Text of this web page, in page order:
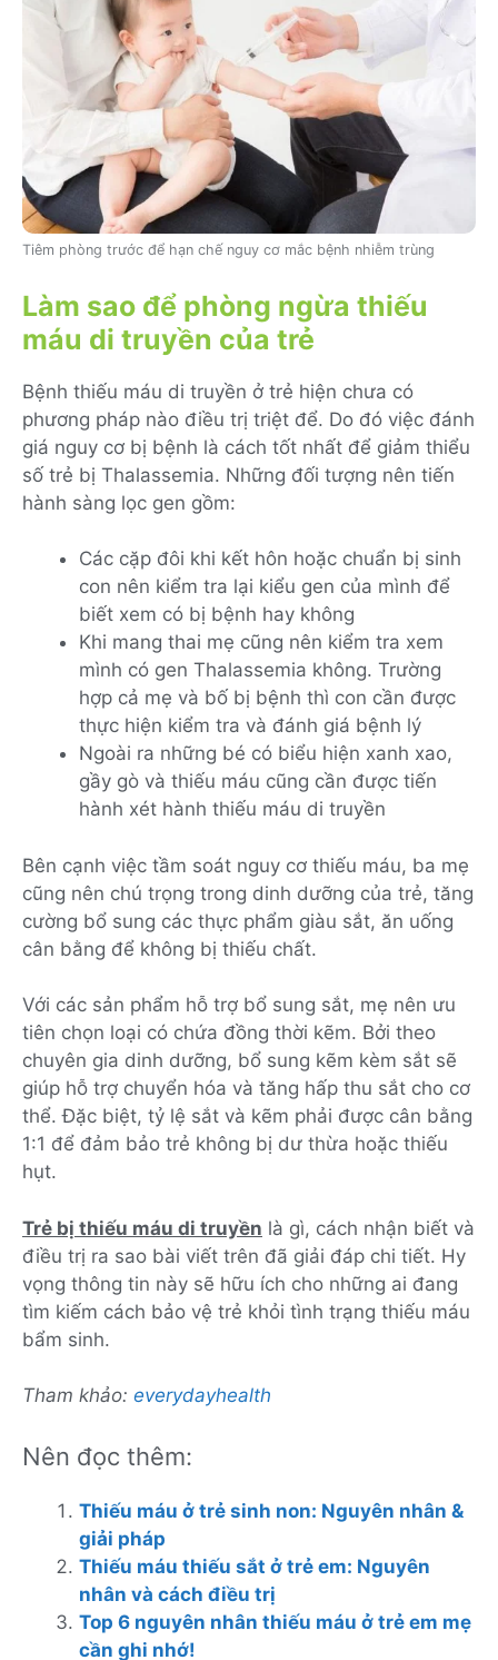
Tiêm phòng trước để hạn chế nguy cơ mắc bệnh nhiễm trùng
Làm sao để phòng ngừa thiếu
máu di truyền của trẻ
Bệnh thiếu máu di truyền ở trẻ hiện chưa có
phương pháp nào điều trị triệt để. Do đó việc đánh
giá nguy cơ bị bệnh là cách tốt nhất để giảm thiểu
số trẻ bị Thalassemia. Những đối tượng nên tiến
hành sàng lọc gen gồm:
Các cặp đôi khi kết hôn hoặc chuẩn bị sinh
con nên kiểm tra lại kiểu gen của mình để
biết xem có bị bệnh hay không
Khi mang thai mẹ cũng nên kiểm tra xem
mình có gen Thalassemia không. Trường
hợp cả mẹ và bố bị bệnh thì con cần được
thực hiện kiểm tra và đánh giá bệnh lý
Ngoài ra những bé có biểu hiện xanh xao,
gầy gò và thiếu máu cũng cần được tiến
hành xét hành thiếu máu di truyền
Bên cạnh việc tầm soát nguy cơ thiếu máu, ba mẹ
cũng nên chú trọng trong dinh dưỡng của trẻ, tăng
cường bổ sung các thực phẩm giàu sắt, ăn uống
cân bằng để không bị thiếu chất.
Với các sản phẩm hỗ trợ bổ sung sắt, mẹ nên ưu
tiên chọn loại có chứa đồng thời kẽm. Bởi theo
chuyên gia dinh dưỡng, bổ sung kẽm kèm sắt sẽ
giúp hỗ trợ chuyển hóa và tăng hấp thu sắt cho cơ
thể. Đặc biệt, tỷ lệ sắt và kẽm phải được cân bằng
1:1 để đảm bảo trẻ không bị dư thừa hoặc thiếu
hụt.
Trẻ bị thiếu máu di truyền là gì, cách nhận biết và
điều trị ra sao bài viết trên đã giải đáp chi tiết. Hy
vọng thông tin này sẽ hữu ích cho những ai đang
tìm kiếm cách bảo vệ trẻ khỏi tình trạng thiếu máu
bẩm sinh.
Tham khảo: everydayhealth
Nên đọc thêm:
Thiếu máu ở trẻ sinh non: Nguyên nhân &
giải pháp
Thiếu máu thiếu sắt ở trẻ em: Nguyên
nhân và cách điều trị
Top 6 nguyên nhân thiếu máu ở trẻ em mẹ
cần ghi nhớ!